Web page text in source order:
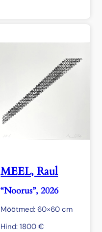
MEEL, Raul
“Noorus”, 2026
Mõõtmed: 60×60 cm
Hind:1800€